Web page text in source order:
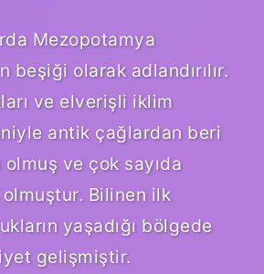
Mezopotamya
beşiği olarak adlandırılır.
ve elverişli iklim
antik çağlardan beri
olmuş ve çok sayıda
Bilinen ilk
yaşadığı bölgede
gelişmiştir.